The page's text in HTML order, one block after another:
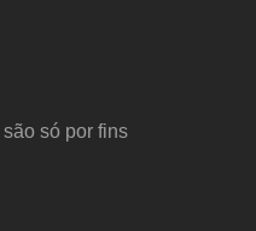
só por fins